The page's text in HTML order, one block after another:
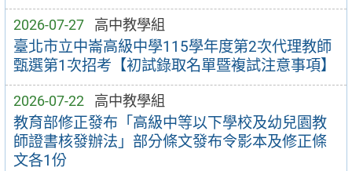
2026-07-27 高中教學組
臺北市立中崙高級中學115學年度第2次代理教師
甄選第1次招考【初試錄取名單暨複試注意事項】
2026-07-22 高中教學組
教育部修正發布「高級中等以下學校及幼兒園教
師證書核發辦法」部分條文發布令影本及修正條
文各1份